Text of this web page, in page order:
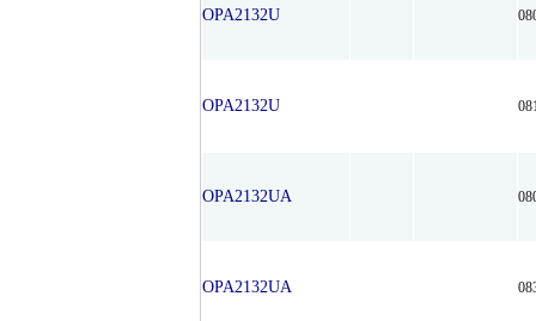
OPA2132U
OPA2132U
OPA2132UA
OPA2132UA